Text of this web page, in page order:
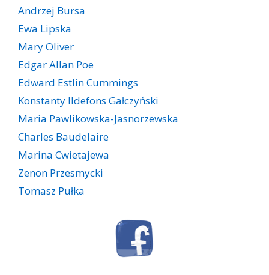
Andrzej Bursa
Ewa Lipska
Mary Oliver
Edgar Allan Poe
Edward Estlin Cummings
Konstanty Ildefons Gałczyński
Maria Pawlikowska-Jasnorzewska
Charles Baudelaire
Marina Cwietajewa
Zenon Przesmycki
Tomasz Pułka